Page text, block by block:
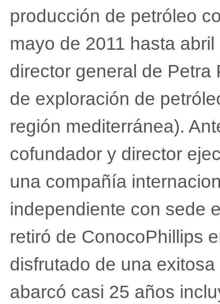
producción de petróleo
mayo de 2011 hasta
director general de
de exploración de
región mediterránea).
cofundador y director
una compañía
independiente con sede
retiró de ConocoPhillips
disfrutado de una
abarcó casi 25 años